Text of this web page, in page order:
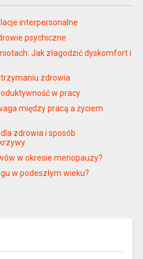
interpersonalne
psychiczne
Jak złagodzić dyskomfort i
zdrowia
w pracy
między pracą a życiem
zdrowia i sposób
w okresie menopauzy?
w podeszłym wieku?